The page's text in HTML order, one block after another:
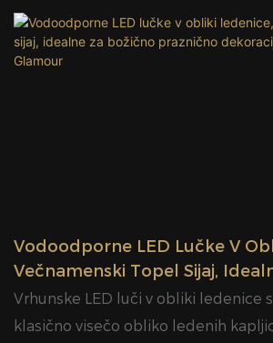
ustvarjajo čudovite prizore.
standardu IP65 in ima robustno
primeren za zunanjo praznično in
Vodoodporne LED Lučke V
Večnamenski Topel Sijaj,
Praznično Dekoracijo Na
Vrhunske LED luči v obliki ledenice
klasično visečo obliko ledenih